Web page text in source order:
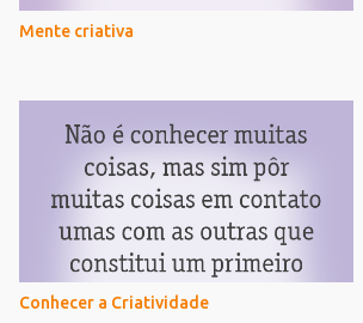
Mente criativa
Conhecer a Criatividade